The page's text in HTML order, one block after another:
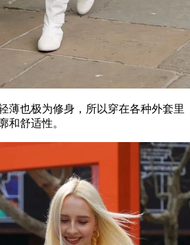
也极为修身，所以穿在各种外套里
和舒适性。